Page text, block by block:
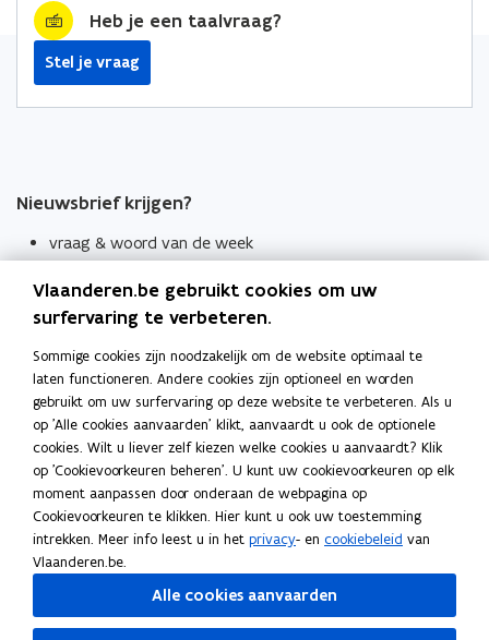
Heb je een taalvraag?
Stel je vraag
Nieuwsbrief krijgen?
vraag & woord van de week
Schrijf je in
Thema's
Taaladviezen
Spellingregels
Tips voor duidelijke taal
Bekijk ook
Spellingtests
Boek- en webwijzer
Vlaanderen.be gebruikt cookies om uw
surfervaring te verbeteren.
Sommige cookies zijn noodzakelijk om de website optimaal te
laten functioneren. Andere cookies zijn optioneel en worden
gebruikt om uw surfervaring op deze website te verbeteren. Als u
op 'Alle cookies aanvaarden' klikt, aanvaardt u ook de optionele
cookies. Wilt u liever zelf kiezen welke cookies u aanvaardt? Klik
op 'Cookievoorkeuren beheren'. U kunt uw cookievoorkeuren op elk
moment aanpassen door onderaan de webpagina op
Cookievoorkeuren te klikken. Hier kunt u ook uw toestemming
intrekken. Meer info leest u in het privacy- en cookiebeleid van
Vlaanderen.be.
Alle cookies aanvaarden